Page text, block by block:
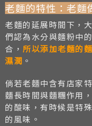
老麵的特性：老麵
老麵的延展時間下，
們認為水分與麵粉中
合， 所以添加老麵的
濕潤 。
倘若老麵中含有店家
麵長時間與麵糰作用
的酸味，有時候是特
的風味。